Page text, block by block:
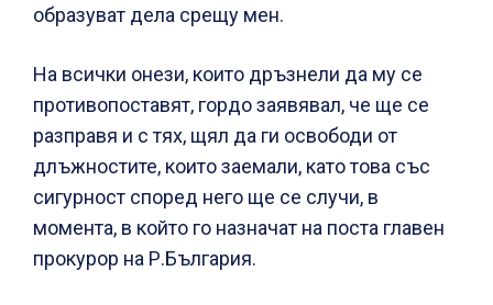
образуват дела срещу мен.
На всички онези, които дръзнели да му се
противопоставят, гордо заявявал, че ще се
разправя и с тях, щял да ги освободи от
длъжностите, които заемали, като това със
сигурност според него ще се случи, в
момента, в който го назначат на поста главен
прокурор на Р.България.